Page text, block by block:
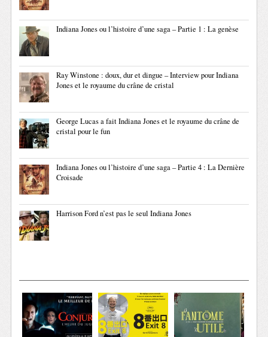
Indiana Jones ou l’histoire d’une saga – Partie 1 : La genèse
Ray Winstone : doux, dur et dingue – Interview pour Indiana
Jones et le royaume du crâne de cristal
George Lucas a fait Indiana Jones et le royaume du crâne de
cristal pour le fun
Indiana Jones ou l’histoire d’une saga – Partie 4 : La Dernière
Croisade
Harrison Ford n’est pas le seul Indiana Jones